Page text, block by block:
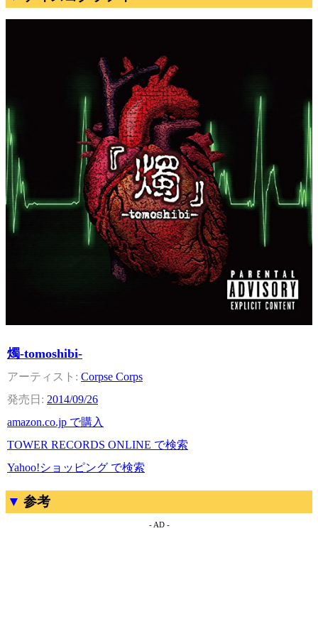
燭-tomoshibi-
Corpse Corps
2014/09/26
amazon.co.jp で購入
TOWER RECORDS ONLINE で検索
Yahoo!ショッピング で検索
参考
- AD -